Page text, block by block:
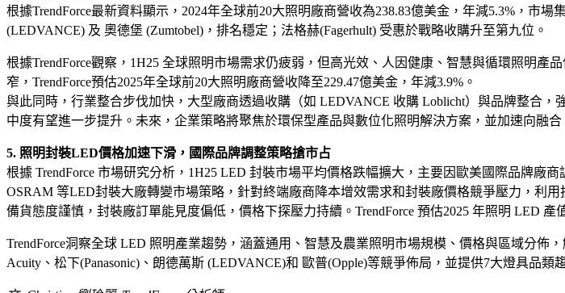
根據TrendForce最新資料顯示，2024年全球前20大照明廠商營收為238.83億美金，年減5.3%，市
(LEDVANCE) 及 奧德堡 (Zumtobel)，排名穩定；法格赫(Fagerhult) 受惠於戰略收購升至第九位。
根據TrendForce觀察，1H25 全球照明市場需求仍疲弱，但高光效、人因健康、智慧與循環照明
窄，TrendForce預估2025年全球前20大照明廠商營收降至229.47億美金，年減3.9%。
與此同時，行業整合步伐加快，大型廠商透過收購（如 LEDVANCE 收購 Loblicht）與品牌整合
中度有望進一步提升。未來，企業策略將聚焦於環保型產品與數位化照明解決方案，並加速向融
5. 照明封裝LED價格加速下滑，國際品牌調整策略搶市占
根據 TrendForce 市場研究分析，1H25 LED 封裝市場平均價格跌幅擴大，主要因歐美國際品牌廠
OSRAM 等LED封裝大廠轉變市場策略，針對終端廠商降本增效需求和封裝廠價格競爭壓力，利
備貨態度謹慎，封裝廠訂單能見度偏低，價格下探壓力持續。TrendForce 預估2025 年照明 LED 產
TrendForce洞察全球 LED 照明產業趨勢，涵蓋通用、智慧及農業照明市場規模、價格與區域分佈
Acuity、松下(Panasonic)、朗德萬斯 (LEDVANCE)和 歐普(Opple)等競爭佈局，並提供7大燈具品